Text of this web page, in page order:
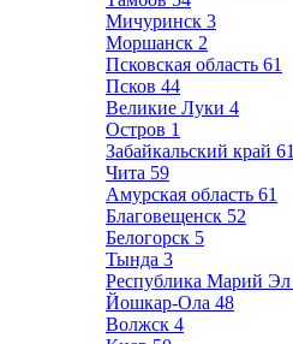
Мичуринск 3
Моршанск 2
Псковская область 61
Псков 44
Великие Луки 4
Остров 1
Забайкальский край 61
Чита 59
Амурская область 61
Благовещенск 52
Белогорск 5
Тында 3
Республика Марий Эл
Йошкар-Ола 48
Волжск 4